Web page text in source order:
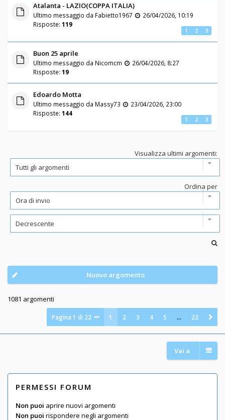
Atalanta - LAZIO(COPPA ITALIA)
Ultimo messaggio da Fabietto1967
26/04/2026, 10:19
Risposte: 119
1 2 3
Buon 25 aprile
Ultimo messaggio da Nicomcm
26/04/2026, 8:27
Risposte: 19
Edoardo Motta
Ultimo messaggio da Massy73
23/04/2026, 23:00
Risposte: 144
1 2 3
Visualizza ultimi argomenti:
Ordina per
Nuovo argomento
1081 argomenti
Pagina1 di 22 1 2 3 4 5 … 22
Vai a
PERMESSI FORUM
Non puoi aprire nuovi argomenti
Non puoi rispondere negli argomenti